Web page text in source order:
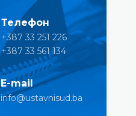
Телефон
+387 33 251 226
+387 33 561 134
E-mail
info@ustavnisud.ba